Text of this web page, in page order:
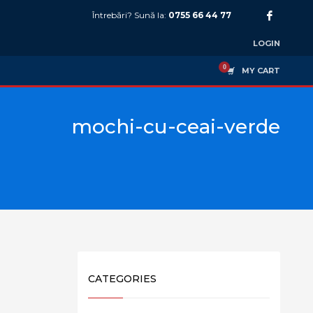
Întrebări? Sună la: 0755 66 44 77
LOGIN
MY CART
mochi-cu-ceai-verde
CATEGORIES